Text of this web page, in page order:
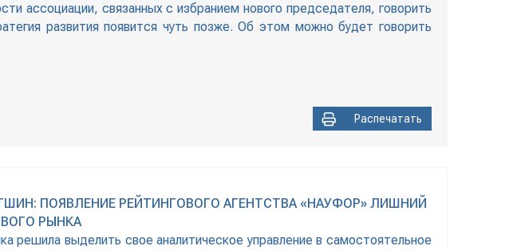
ассоциации, связанных с избранием нового председателя, говорить
развития появится чуть позже. Об этом можно будет говорить
Распечатать
ПОЯВЛЕНИЕ РЕЙТИНГОВОГО АГЕНТСТВА «НАУФОР» ЛИШНИЙ
РЫНКА
решила выделить свое аналитическое управление в самостоятельное